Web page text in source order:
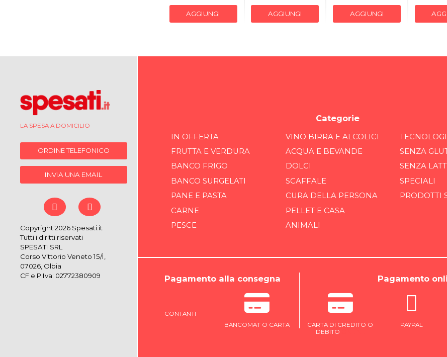
AGGIUNGI AGGIUNGI AGGIUNGI
LA SPESA A DOMICILIO
ORDINE TELEFONICO
INVIA UNA EMAIL
Copyright 2026 Spesati.it
Tutti i diritti riservati
SPESATI SRL
Corso Vittorio Veneto 15/I,
07026, Olbia
CF e P.Iva: 02772380909
Categorie
IN OFFERTA
FRUTTA E VERDURA
BANCO FRIGO
BANCO SURGELATI
PANE E PASTA
CARNE
PESCE
VINO BIRRA E ALCOLICI
ACQUA E BEVANDE
DOLCI
SCAFFALE
CURA DELLA PERSONA
PELLET E CASA
ANIMALI
SENZA
SENZA
SPECIALI
PRODOTTI
Pagamento alla consegna
CONTANTI
BANCOMAT O CARTA
Pagamento
CARTA DI CREDITO O
DEBITO
PAYPAL